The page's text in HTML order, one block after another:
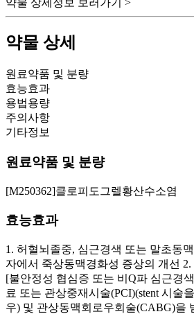
약물 상세정보 보러가기 >
약물 상세
원료약품 및 분량
효능효과
용법용량
주의사항
기타정보
원료약품 및 분량
[M250362]클로피도그렐황산수소염
효능효과
1. 허혈뇌졸중, 심근경색 또는 말초동
자에서 죽상동맥경화성 증상의 개선
[불안정성 협심증 또는 비Q파 심근경
료 또는 관상중재시술(PCI)(stent 시술
우) 및 관상동맥회로우회술(CABG)을